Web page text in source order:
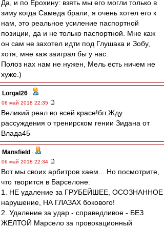
Да, и по Ерохину: взять мы его могли только в
зиму когда Самеда брали, я очень хотел его к
нам, это реальное усиление паспортной
позиции, да и не только паспортной. Мне каж
он сам не захотел идти под Глушака и Зобу,
хотя, мне каж заиграл бы у нас.
Полоз нах нам не нужен, Мель есть ничем не
хуже.)
Lorgal26 -
06 май 2018 22:35
Великий реал во всей красе!бгг.Жду
рассуждения о тренирском гении Зидана от
Влада45
Mansfield -
06 май 2018 22:34
Вот мы своих арбитров хаем... Но посмотрите,
что творится в Барселоне:
1. НЕ удаление за ГРУБЕЙШЕЕ, ОСОЗНАННОЕ
нарушение, НА ГЛАЗАХ бокового!
2. Удаление за удар - справедливое - БЕЗ
ЖЕЛТОЙ Марсело за провокационный